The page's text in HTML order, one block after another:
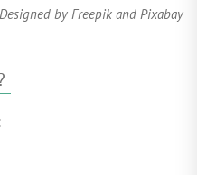
by Freepik and Pixabay